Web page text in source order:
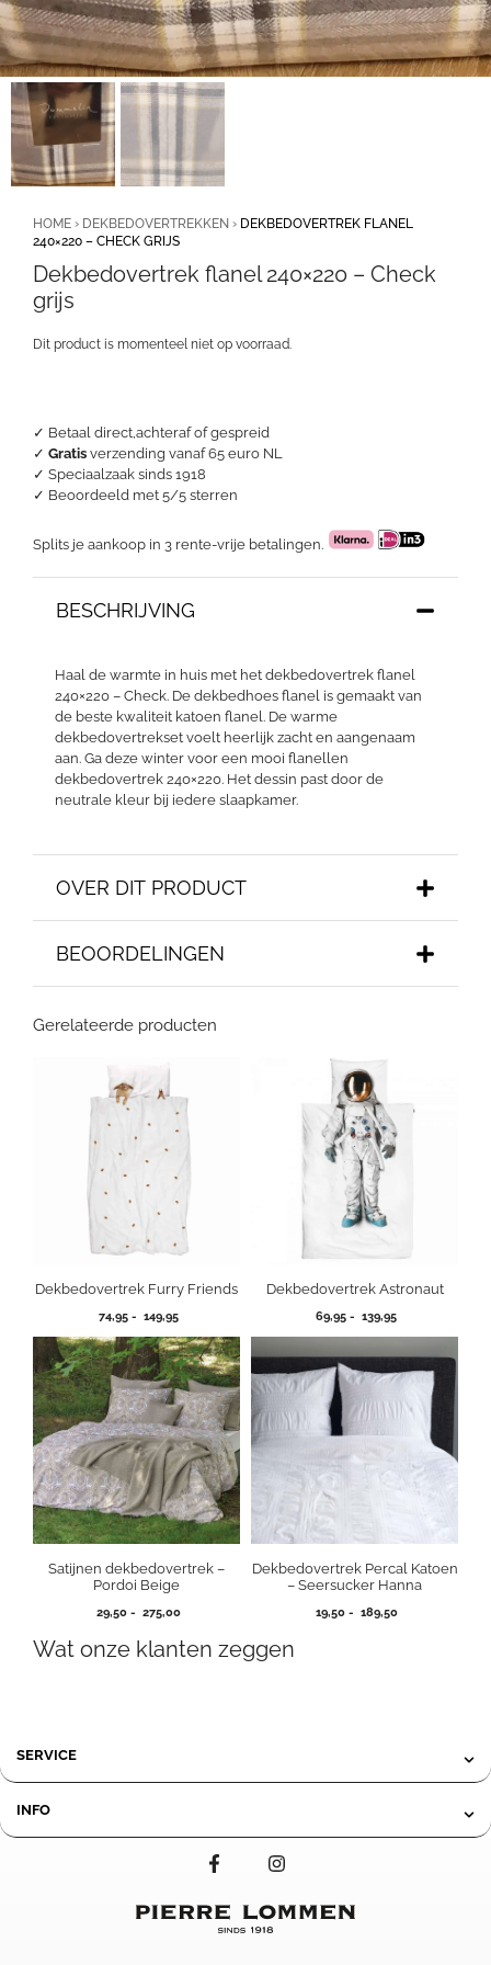
✓ Betaal direct,achteraf of gespreid
✓ Gratis verzending vanaf 65 euro NL
✓ Speciaalzaak sinds 1918
✓ Beoordeeld met 5/5 sterren
Splits je aankoop in 3 rente-vrije betalingen.
HOME › DEKBEDOVERTREKKEN › DEKBEDOVERTREK FLANEL
240×220 – CHECK GRIJS
Dekbedovertrek flanel 240×220 – Check
grijs
BESCHRIJVING
Haal de warmte in huis met het dekbedovertrek flanel
240×220 – Check. De dekbedhoes flanel is gemaakt van
de beste kwaliteit katoen flanel. De warme
dekbedovertrekset voelt heerlijk zacht en aangenaam
aan. Ga deze winter voor een mooi flanellen
dekbedovertrek 240×220. Het dessin past door de
neutrale kleur bij iedere slaapkamer.
OVER DIT PRODUCT
BEOORDELINGEN
Dit product is momenteel niet op voorraad.
Gerelateerde producten
Dekbedovertrek Furry Friends
74,95 - 149,95Prijsklasse:
tot
149,95
Dekbedovertrek Astronaut
69,95 - 139,95Prijsklasse:
139,95
Satijnen dekbedovertrek –
Pordoi Beige
29,50 - 275,00Prijsklasse:
tot
Dekbedovertrek Percal Katoen
– Seersucker Hanna
19,50 - 189,50Prijsklasse:
Wat onze klanten zeggen
SERVICE
INFO